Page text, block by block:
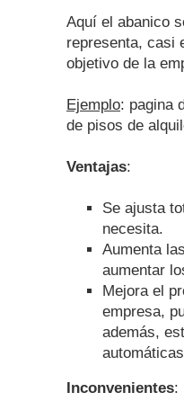
Aquí el abanico
representa, casi
objetivo de la
Ejemplo: pagina
de pisos de
Ventajas:
Se ajusta
necesita.
Aumenta
aumentar
Mejora el
empresa,
además,
Inconvenientes: